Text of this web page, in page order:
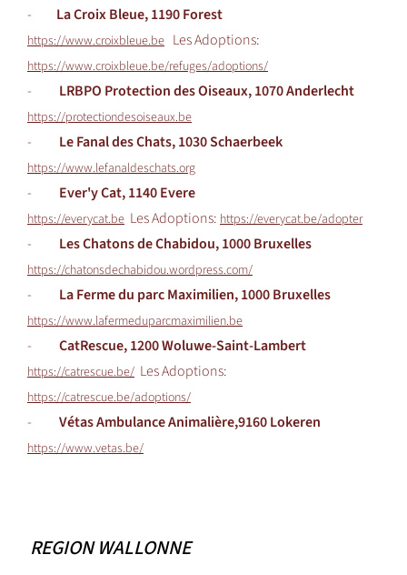
- La Croix Bleue, 1190 Forest
https://www.croixbleue.be Les Adoptions:
https://www.croixbleue.be/refuges/adoptions/
- LRBPO Protection des Oiseaux, 1070 Anderlecht
https://protectiondesoiseaux.be
- Le Fanal des Chats, 1030 Schaerbeek
https://www.lefanaldeschats.org
- Ever'y Cat, 1140 Evere
https://everycat.be Les Adoptions: https://everycat.be/adopter
- Les Chatons de Chabidou, 1000 Bruxelles
https://chatonsdechabidou.wordpress.com/
- La Ferme du parc Maximilien, 1000 Bruxelles
https://www.lafermeduparcmaximilien.be
- CatRescue, 1200 Woluwe-Saint-Lambert
https://catrescue.be/ Les Adoptions:
https://catrescue.be/adoptions/
- Vétas Ambulance Animalière,9160 Lokeren
https://www.vetas.be/
REGION WALLONNE